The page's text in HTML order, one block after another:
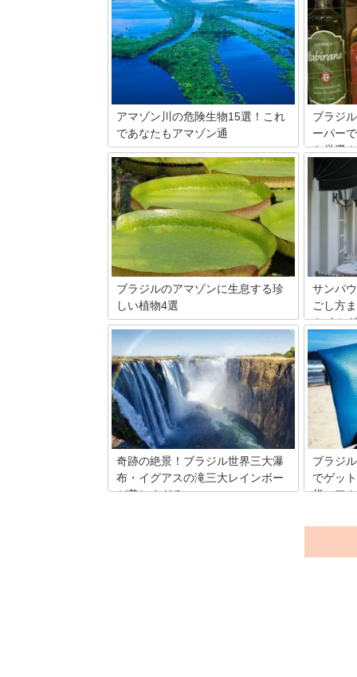
アマゾン川の危険生物15選！これ
であなたもアマゾン通
アマゾン川は、陸海空全てに殺人鬼がい
るような環境です。物理的な攻撃力が高
い生物や、毒でじわじわと攻めるタイプ
など、無知識のまま行くと骨壺に入って
帰ることになります。したがって、この
記事でその危険性を知り、アマゾン川の
旅行に役立ててください。
ブラジ
ーパー
を厳選！
南米大
ニバルや
ーチな
今回は
入るお
産を買
たいも
ってつけ
うぞ！
ブラジルのアマゾンに生息する珍
しい植物4選
熱帯雨林のジャングルに覆われたブラジ
ルのアマゾン。いろいろな動物や植物が
生息している自然の宝庫です。もちろ
ん、日本にはいない珍しい動植物にもあ
ふれています。そんな中から、アマゾン
に行ったら出会いたい植物を4種類厳選
して紹介していきます。
サンパ
ごし方
やイミ
サンパウ
ンジッ
までのア
ジ、ショ
イミグ
テルなど
方をまと
奇跡の絶景！ブラジル世界三大瀑
布・イグアスの滝三大レインボー
が美しすぎる
ブラジ
でゲッ
貨・ア
ザインの
自分用に